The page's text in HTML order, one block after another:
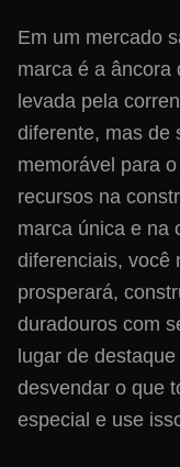
Em um mercado
marca é a âncora
levada pela
diferente, mas de
memorável para
recursos na
marca única e na
diferenciais, você
prosperará,
duradouros com
lugar de
desvendar o que
especial e use